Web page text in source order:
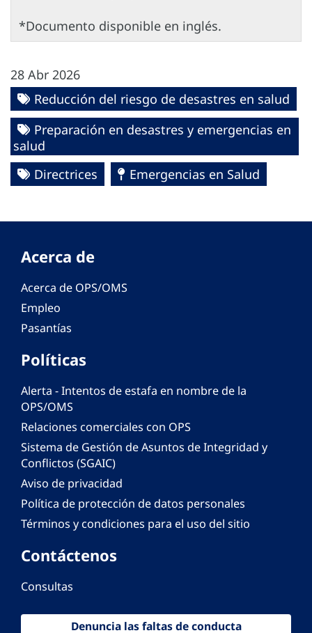
*Documento disponible en inglés.
28 Abr 2026
Reducción del riesgo de desastres en salud
Preparación en desastres y emergencias en
salud
Directrices
Emergencias en Salud
Acerca de
Acerca de OPS/OMS
Empleo
Pasantías
Políticas
Alerta - Intentos de estafa en nombre de la
OPS/OMS
Relaciones comerciales con OPS
Sistema de Gestión de Asuntos de Integridad y
Conflictos (SGAIC)
Aviso de privacidad
Política de protección de datos personales
Términos y condiciones para el uso del sitio
Contáctenos
Consultas
Denuncia las faltas de conducta